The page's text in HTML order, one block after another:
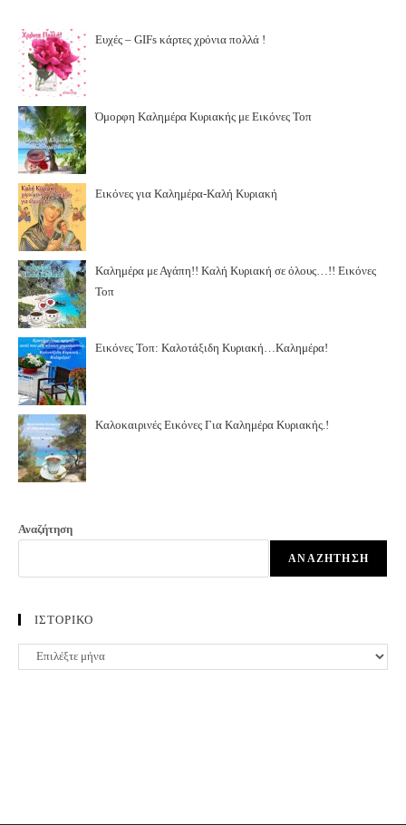
Ευχές – GIFs κάρτες χρόνια πολλά !
Όμορφη Καλημέρα Κυριακής με Εικόνες Τοπ
Εικόνες για Καλημέρα-Καλή Κυριακή
Καλημέρα με Αγάπη!! Καλή Κυριακή σε όλους…!! Εικόνες
Τοπ
Εικόνες Τοπ: Καλοτάξιδη Κυριακή…Καλημέρα!
Καλοκαιρινές Εικόνες Για Καλημέρα Κυριακής.!
Αναζήτηση
ΑΝΑΖΉΤΗΣΗ
ΙΣΤΟΡΙΚΟ
ΙΣΤΟΡΙΚΟ